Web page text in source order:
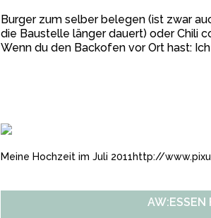
Burger zum selber belegen (ist zwar
die Baustelle länger dauert) oder Chili
Wenn du den Backofen vor Ort hast:
Meine Hochzeit im Juli 2011http://
AW:ESSEN